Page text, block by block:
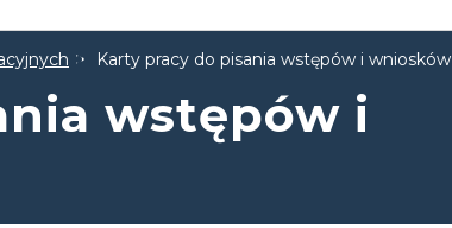
Karty pracy do pisania wstępów i wniosków
wstępów i